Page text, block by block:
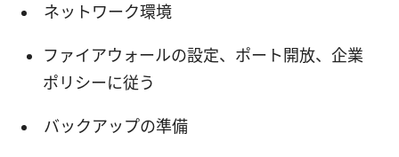
ネットワーク環境
ファイアウォールの設定、ポート開放、企業
ポリシーに従う
バックアップの準備